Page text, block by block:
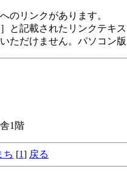
のリンクがあります。
と記載されたリンクテキ
ただけません。パソコン
1階
ち [1] 戻る